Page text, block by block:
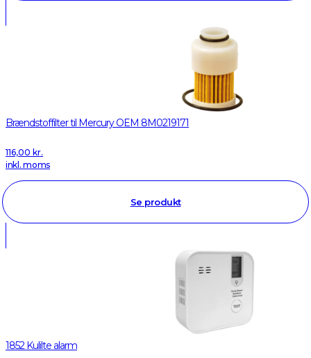
Brændstoffilter til Mercury OEM 8M0219171
116,00 kr.
inkl. moms
Se produkt
1852 Kulilte alarm